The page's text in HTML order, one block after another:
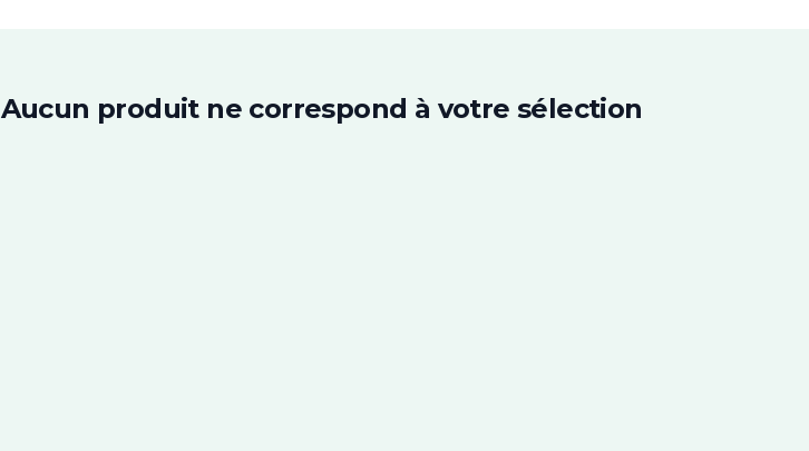
Aucun produit ne correspond à votre sélection